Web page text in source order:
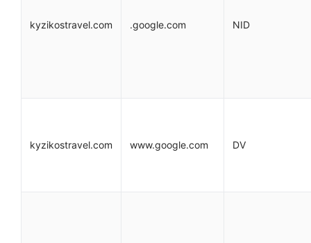
kyzikostravel.com .google.com NID
kyzikostravel.com www.google.com DV